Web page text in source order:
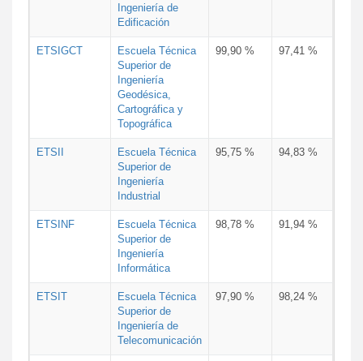
Ingeniería de
Edificación
ETSIGCT
Escuela Técnica
Superior de
Ingeniería
Geodésica,
Cartográfica y
Topográfica
99,90 % 97,41 %
ETSII
Escuela Técnica
Superior de
Ingeniería
Industrial
95,75 % 94,83 %
ETSINF
Escuela Técnica
Superior de
Ingeniería
Informática
98,78 % 91,94 %
ETSIT
Escuela Técnica
Superior de
Ingeniería de
Telecomunicación
97,90 % 98,24 %